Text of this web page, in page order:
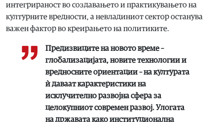
интегрираност во создавањето и практикувањето на
културните вредности, а невладиниот сектор останува
важен фактор во креирањето на политиките.
Предизвиците на новото време –
глобализацијата, новите технологии и
вредносните ориентации – на културата
ѝ даваат карактеристики на
исклучително развојна сфера за
целокупниот современ развој. Улогата
на државата како институционална